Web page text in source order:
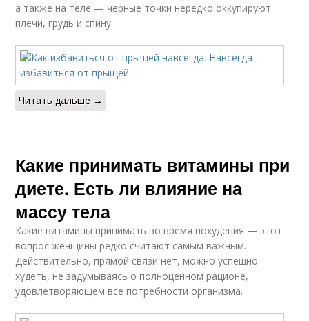
а также на теле — черные точки нередко оккупируют
плечи, грудь и спину.
Читать дальше →
Какие принимать витамины при
диете. Есть ли влияние на
массу тела
Какие витамины принимать во время похудения — этот
вопрос женщины редко считают самым важным.
Действительно, прямой связи нет, можно успешно
худеть, не задумываясь о полноценном рационе,
удовлетворяющем все потребности организма.